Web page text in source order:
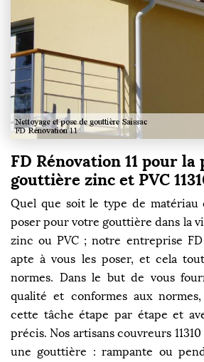
FD Rénovation 11 pour la
gouttière zinc et PVC
Quel que soit le type de matériau
poser pour votre gouttière dans la
zinc ou PVC ; notre entreprise FD
apte à vous les poser, et cela
normes. Dans le but de vous
qualité et conformes aux
cette tâche étape par étape et
précis. Nos artisans couvreurs
une gouttière : rampante ou